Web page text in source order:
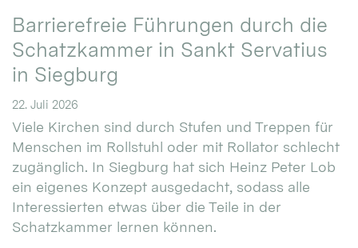
Barrierefreie Führungen durch die
Schatzkammer in Sankt Servatius
in Siegburg
22. Juli 2026
Viele Kirchen sind durch Stufen und Treppen für
Menschen im Rollstuhl oder mit Rollator schlecht
zugänglich. In Siegburg hat sich Heinz Peter Lob
ein eigenes Konzept ausgedacht, sodass alle
Interessierten etwas über die Teile in der
Schatzkammer lernen können.